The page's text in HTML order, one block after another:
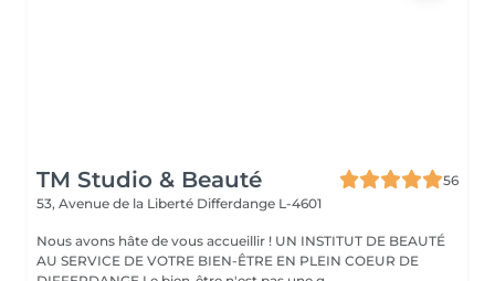
TM Studio & Beauté
56
53, Avenue de la Liberté Differdange L-4601
Nous avons hâte de vous accueillir ! UN INSTITUT DE BEAUTÉ
AU SERVICE DE VOTRE BIEN-ÊTRE EN PLEIN COEUR DE